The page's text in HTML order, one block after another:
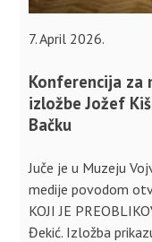
7. April 2026.
Konferencija za
izložbe Jožef
Bačku
Juče je u Muzeju
medije povodom
KOJI JE
Đekić. Izložba